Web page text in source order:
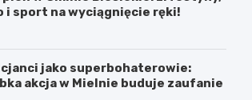
i sport na wyciągnięcie ręki!
jako superbohaterowie:
akcja w Mielnie buduje zaufanie